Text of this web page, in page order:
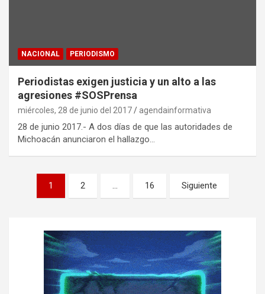
NACIONAL PERIODISMO
Periodistas exigen justicia y un alto a las
agresiones #SOSPrensa
miércoles, 28 de junio del 2017 agendainformativa
28 de junio 2017.- A dos días de que las autoridades de
Michoacán anunciaron el hallazgo…
1 2 … 16 Siguiente